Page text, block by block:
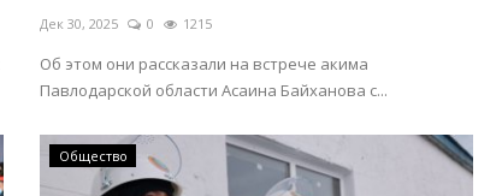
Дек 30, 2025 0 1215
Об этом они рассказали на встрече акима
Павлодарской области Асаина Байханова с...
Общество